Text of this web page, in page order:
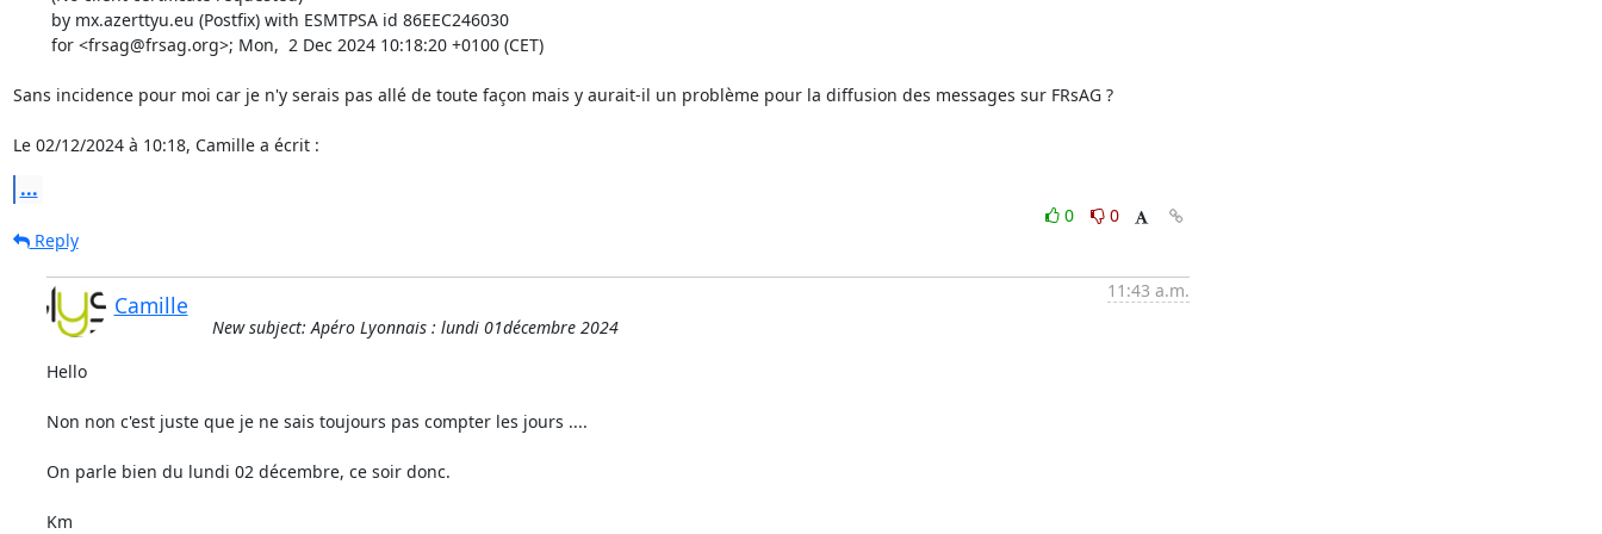
Sans incidence pour moi car je n'y serais pas allé de toute façon mais y aurait-il un problème pour la diffusion des messages sur FRsAG ?
Le 02/12/2024 à 10:18, Camille a écrit :
...
0
0
Reply
Camille
11:43 a.m.
New subject: Apéro Lyonnais : lundi 01décembre 2024
Hello
Non non c'est juste que je ne sais toujours pas compter les jours ....
On parle bien du lundi 02 décembre, ce soir donc.
Km